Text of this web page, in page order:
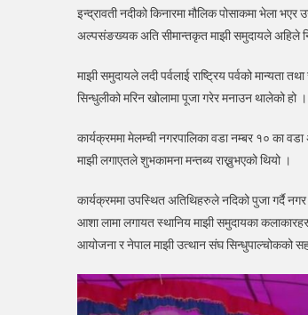
इन्द्रावती नदीको किनारमा मौलिक पोसाकमा भेला
अल्पसंङख्यक अति सीमान्तकृत माझी समुदायले अहिले
माझी समुदायले लदी पर्वलाई राष्ट्रिय पर्वको मान्यता
सिन्धुलीको मरिन खोलामा पूजा गरेर मनाउन थालेको हो ।
कार्यक्रममा मेलम्ची नगरपालिका वडा नम्बर १० का
माझी लगाएतले शुभकामना मन्तब्य राख्नुभएको थियो ।
कार्यक्रममा उपस्थित अतिथिहरुले नदिको पुजा गर्दै
आशा लामा लगायत स्थानिय माझी समुदायका
आयोजना र नेपाल माझी उत्थान संघ सिन्धुपाल्चोकको